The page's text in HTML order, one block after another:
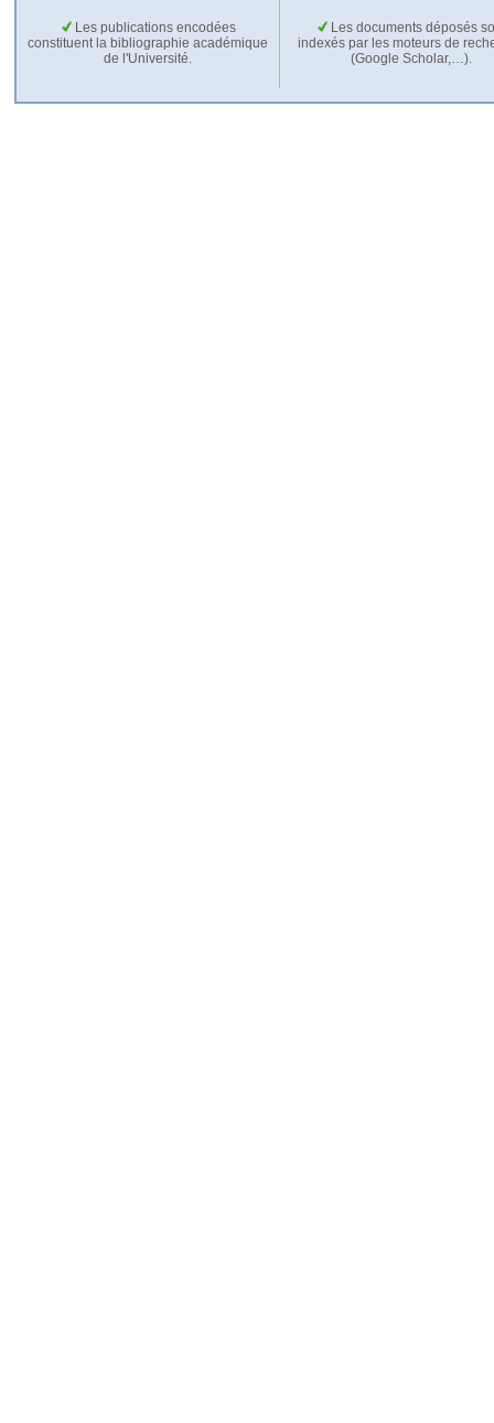
Les publications encodées
constituent la bibliographie académique
de l'Université.
Les documents déposés
indexés par les moteurs de
(Google Scholar,…).